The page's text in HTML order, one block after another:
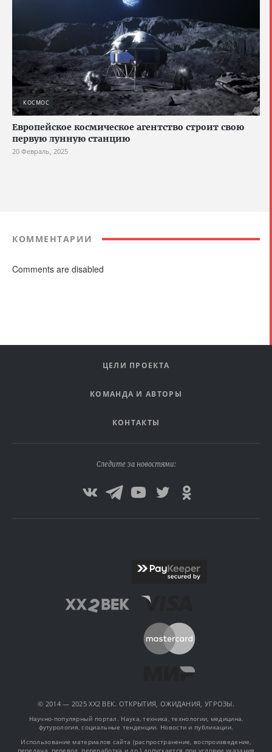
КОСМОС
Европейское космическое агентство строит свою
первую лунную станцию
20 Февраль, 2025
КОММЕНТАРИИ
Comments are disabled
ЦЕЛИ ПРОЕКТА
КОМАНДА И АВТОРЫ
КОНТАКТЫ
Следите за новостями:
© 2014 — 2025 XX2 ВЕК. ОТКРЫТИЯ, ОЖИДАНИЯ, УГРОЗЫ.
Научно-популярный портал. Наука, техника, технологии, медицина,
футурология, социальные тенденции. Новости и публикации.
Использование материалов сайта (распространение, воспроизведение,
передача, перевод, переработка и др.) допускается при условии указания